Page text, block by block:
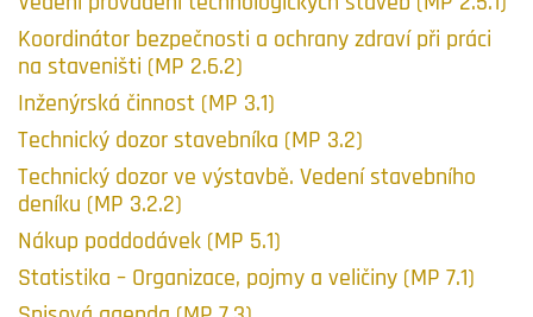
Koordinátor bezpečnosti a ochrany zdraví při práci
na staveništi (MP 2.6.2)
Inženýrská činnost (MP 3.1)
Technický dozor stavebníka (MP 3.2)
Technický dozor ve výstavbě. Vedení stavebního
deníku (MP 3.2.2)
Nákup poddodávek (MP 5.1)
Statistika – Organizace, pojmy a veličiny (MP 7.1)